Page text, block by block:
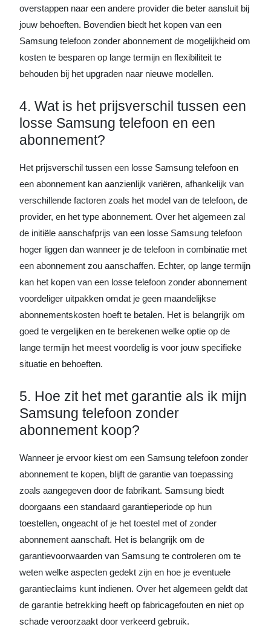
overstappen naar een andere provider die beter aansluit bij
jouw behoeften. Bovendien biedt het kopen van een
Samsung telefoon zonder abonnement de mogelijkheid om
kosten te besparen op lange termijn en flexibiliteit te
behouden bij het upgraden naar nieuwe modellen.
4. Wat is het prijsverschil tussen een
losse Samsung telefoon en een
abonnement?
Het prijsverschil tussen een losse Samsung telefoon en
een abonnement kan aanzienlijk variëren, afhankelijk van
verschillende factoren zoals het model van de telefoon, de
provider, en het type abonnement. Over het algemeen zal
de initiële aanschafprijs van een losse Samsung telefoon
hoger liggen dan wanneer je de telefoon in combinatie met
een abonnement zou aanschaffen. Echter, op lange termijn
kan het kopen van een losse telefoon zonder abonnement
voordeliger uitpakken omdat je geen maandelijkse
abonnementskosten hoeft te betalen. Het is belangrijk om
goed te vergelijken en te berekenen welke optie op de
lange termijn het meest voordelig is voor jouw specifieke
situatie en behoeften.
5. Hoe zit het met garantie als ik mijn
Samsung telefoon zonder
abonnement koop?
Wanneer je ervoor kiest om een Samsung telefoon zonder
abonnement te kopen, blijft de garantie van toepassing
zoals aangegeven door de fabrikant. Samsung biedt
doorgaans een standaard garantieperiode op hun
toestellen, ongeacht of je het toestel met of zonder
abonnement aanschaft. Het is belangrijk om de
garantievoorwaarden van Samsung te controleren om te
weten welke aspecten gedekt zijn en hoe je eventuele
garantieclaims kunt indienen. Over het algemeen geldt dat
de garantie betrekking heeft op fabricagefouten en niet op
schade veroorzaakt door verkeerd gebruik.